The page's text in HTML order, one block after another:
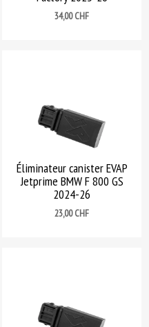
Prix
34,00 CHF
Éliminateur canister EVAP
Jetprime BMW F 800 GS
2024-26
Prix
23,00 CHF